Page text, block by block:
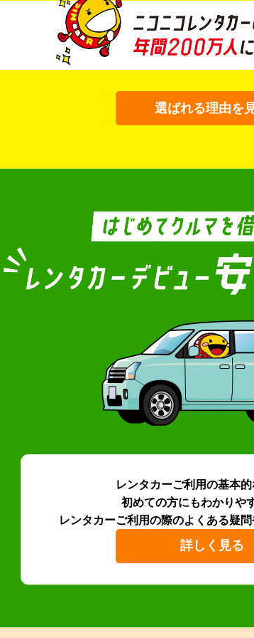
選ばれる理由を
レンタカーご利用の基本
初めての方にもわかりや
レンタカーご利用の際のよくある疑問
詳しく見る